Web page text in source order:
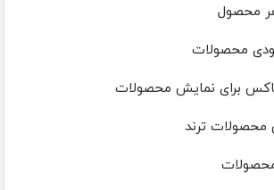
محصول
محصولات
برای نمایش محصولات
ترند